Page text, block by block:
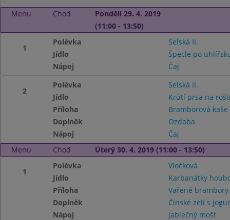
Menu Chod
Pondělí 29. 4. 2019
(11:00 - 13:50)
1
Polévka
Selská II.
Jídlo
Špecle po
Nápoj
Čaj
2
Polévka
Selská II.
Jídlo
Krůtí prsa na
Příloha
Bramborová
Doplněk
Ozdoba
Nápoj
Čaj
Menu
Chod Úterý 30. 4. 2019 (11:00 - 13:50)
1
Polévka
Vločková
Jídlo
Karbanátky
Příloha
Vařené
Doplněk
Čínské zelí s
Nápoj
Jablečný mošt